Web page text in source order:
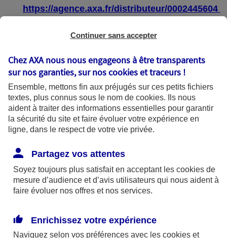
https://agence.axa.fr/distributeur/0002445604
https://agence.axa.fr/distributeur/0004587904
État de conformité
Les pages web :
https://agence.axa.fr/bourgogne-
franche[1]comte/saone-et-loire/macon-
https://agence.axa.fr/distributeur/0002445604
sont partiellement conformes avec le
Continuer sans accepter
Chez AXA nous nous engageons à être transparents
sur nos garanties, sur noscookies et traceurs !
Ensemble, mettons fin aux préjugés sur ces petits fichiers
textes, plus connus sous le nom de cookies. Ils nous
aident à traiter des informations essentielles pour garantir
la sécurité du site et faire évoluer votre expérience en
ligne, dans le respect de votre vie privée.
Partagez vos attentes
Soyez toujours plus satisfait en acceptant les cookies de
mesure d’audience et d’avis utilisateurs qui nous aident à
faire évoluer nos offres et nos services.
Enrichissez votre expérience
Naviguez selon vos préférences avec les cookies et